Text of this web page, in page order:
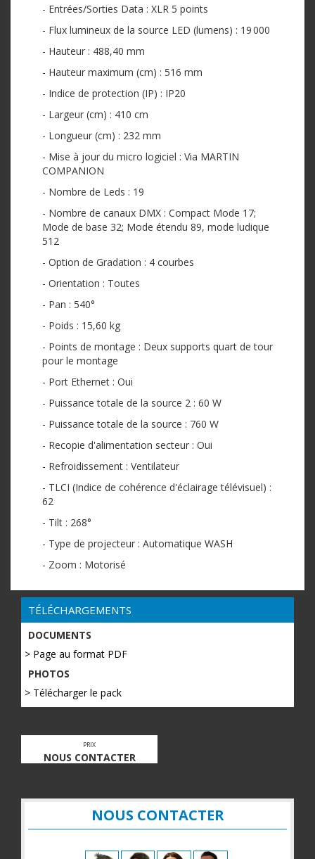
- Entrées/Sorties Data : XLR 5 points
- Flux lumineux de la source LED (lumens) : 19 000
- Hauteur : 488,40 mm
- Hauteur maximum (cm) : 516 mm
- Indice de protection (IP) : IP20
- Largeur (cm) : 410 cm
- Longueur (cm) : 232 mm
- Mise à jour du micro logiciel : Via MARTIN
COMPANION
- Nombre de Leds : 19
- Nombre de canaux DMX : Compact Mode 17;
Mode de base 32; Mode étendu 89, mode ludique
512
- Option de Gradation : 4 courbes
- Orientation : Toutes
- Pan : 540°
- Poids : 15,60 kg
- Points de montage : Deux supports quart de tour
pour le montage
- Port Ethernet : Oui
- Puissance totale de la source 2 : 60 W
- Puissance totale de la source : 760 W
- Recopie d'alimentation secteur : Oui
- Refroidissement : Ventilateur
- TLCI (Indice de cohérence d'éclairage télévisuel) :
62
- Tilt : 268°
- Type de projecteur : Automatique WASH
- Zoom : Motorisé
TÉLÉCHARGEMENTS
DOCUMENTS
> Page au format PDF
PHOTOS
> Télécharger le pack
PRIX
NOUS CONTACTER
NOUS CONTACTER